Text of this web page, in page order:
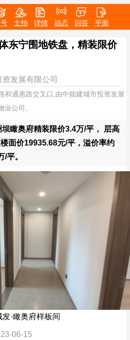
土拍 详情 动态 问答 平面
东宁围地铁盘，精装限价
发展有限公司
和通惠路交叉口,由中能建城市投资发展
公司。
瞰奥府精装限价3.4万/平， 层高
面价19935.68元/平，溢价率约
平。
·瞰奥府样板间
06-15